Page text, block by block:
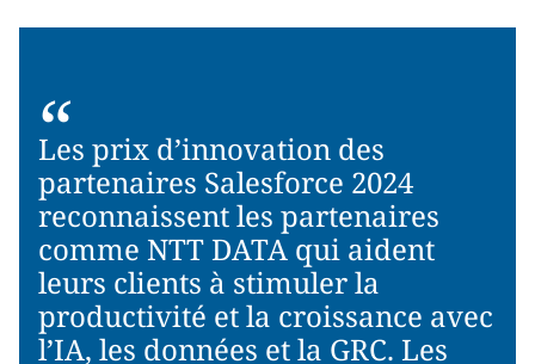
“
Les prix d’innovation des
partenaires Salesforce 2024
reconnaissent les partenaires
comme NTT DATA qui aident
leurs clients à stimuler la
productivité et la croissance avec
l’IA, les données et la GRC. Les